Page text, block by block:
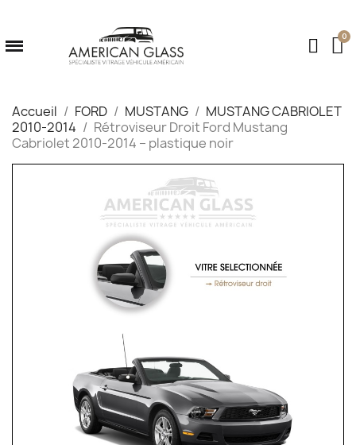
Accueil FORD MUSTANG
MUSTANG CABRIOLET
2010-2014
Rétroviseur Droit Ford Mustang
Cabriolet 2010‑2014 – plastique noir